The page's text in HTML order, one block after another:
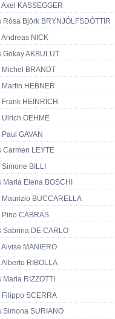
Axel KASSEGGER
Rósa Björk BRYNJÓLFSDÓTTIR
Andreas NICK
Gökay AKBULUT
Michel BRANDT
Martin HEBNER
Frank HEINRICH
Ulrich OEHME
Paul GAVAN
Carmen LEYTE
Simone BILLI
Maria Elena BOSCHI
Maurizio BUCCARELLA
Pino CABRAS
Sabrina DE CARLO
Alvise MANIERO
Alberto RIBOLLA
Maria RIZZOTTI
Filippo SCERRA
Simona SURIANO